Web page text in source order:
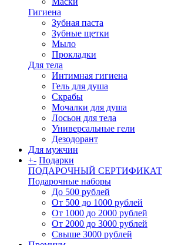
Гигиена
Зубная паста
Зубные щетки
Мыло
Прокладки
Для тела
Интимная гигиена
Гель для душа
Скрабы
Мочалки для душа
Лосьон для тела
Универсальные гели
Дезодорант
Для мужчин
+- Подарки
ПОДАРОЧНЫЙ СЕРТИФИКАТ
Подарочные наборы
До 500 рублей
От 500 до 1000 рублей
От 1000 до 2000 рублей
От 2000 до 3000 рублей
Свыше 3000 рублей